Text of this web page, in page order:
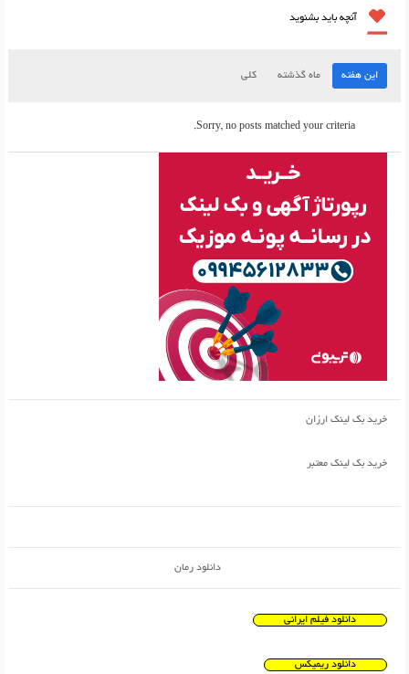
آنچه باید بشنوید
این هفته ماه گذشته کلی
Sorry, no posts matched your criteria.
خرید بک لینک ارزان
خرید بک لینک معتبر
دانلود رمان
دانلود فیلم ایرانی
دانلود ریمیکس